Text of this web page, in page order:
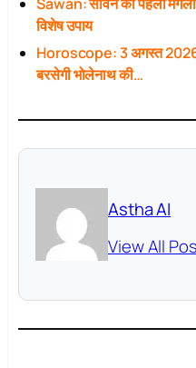
विशेष उपाय
Horoscope: 3 अगस्त 2026,
बरसेगी भोलेनाथ की…
Astha AI
View All